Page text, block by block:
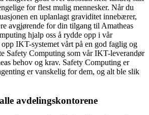
for flest mulig mennesker. Når du
en uplanlagt graviditet innebærer,
avgjørende for din tilgang til Amatheas
hjalp oss å rydde opp i vår
IKT-systemet vårt på en god faglig og
Safety Computing som vår IKT-leverandør
behov og krav. Safety Computing er
er vanskelig for dem, og alt ble slik
avdelingskontorene